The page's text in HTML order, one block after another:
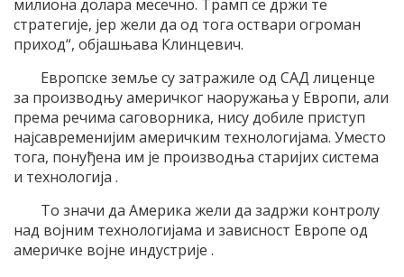
милиона долара месечно. Трамп се држи те
стратегије, јер жели да од тога оствари огроман
приход“, објашњава Клинцевич.
Европске земље су затражиле од САД лиценце
за производњу америчког наоружања у Европи, али
према речима саговорника, нису добиле приступ
најсавременијим америчким технологијама. Уместо
тога, понуђена им је производња старијих система
и технологија .
То значи да Америка жели да задржи контролу
над војним технологијама и зависност Европе од
америчке војне индустрије .